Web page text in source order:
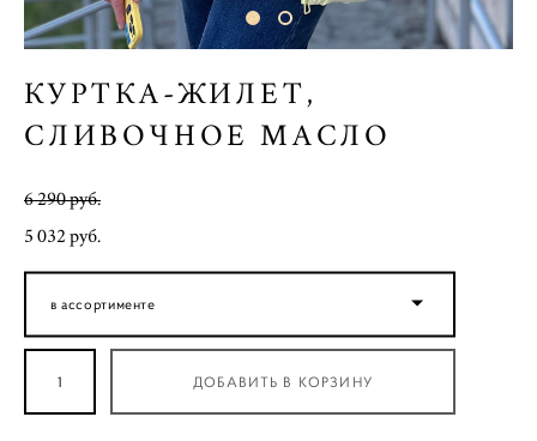
КУРТКА-ЖИЛЕТ,
СЛИВОЧНОЕ МАСЛО
6 290 pуб.
5 032 pуб.
в ассортименте
ДОБАВИТЬ В КОРЗИНУ